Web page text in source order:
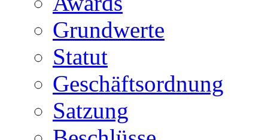
Grundwerte
Statut
Geschäftsordnung
Satzung